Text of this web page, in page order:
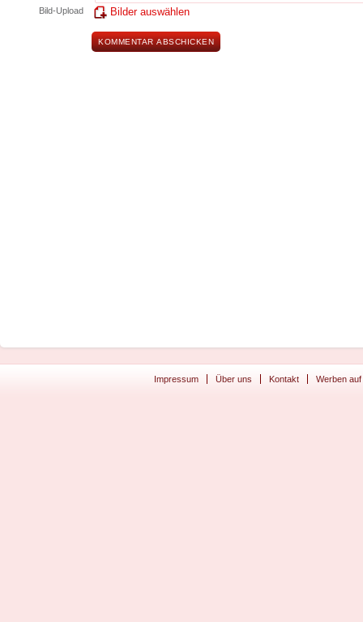
Bild-Upload Bilder auswählen
Impressum Über uns Kontakt Werben